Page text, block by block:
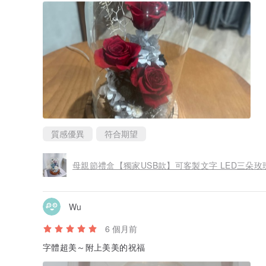
質感優異 符合期望
母親節禮盒【獨家USB款】可客製文字 LED三朵玫
Wu
6 個月前
字體超美～附上美美的祝福